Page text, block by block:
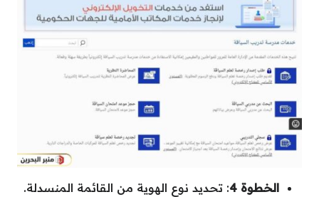
الخطوة 4
: تحديد نوع الهوية من القائمة المنسدلة.